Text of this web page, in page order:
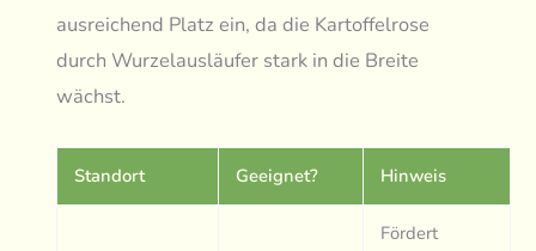
ausreichend Platz ein, da die Kartoffelrose
durch Wurzelausläufer stark in die Breite
wächst.
Standort Geeignet? Hinweis
Fördert